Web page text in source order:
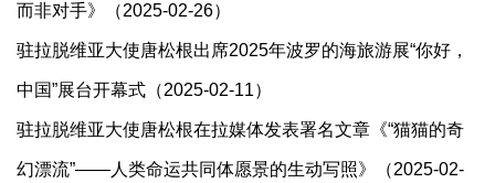
而非对手》（2025-02-26）
驻拉脱维亚大使唐松根出席2025年波罗的海旅游展“你好，
中国”展台开幕式（2025-02-11）
驻拉脱维亚大使唐松根在拉媒体发表署名文章《“猫猫的奇
幻漂流”——人类命运共同体愿景的生动写照》（2025-02-